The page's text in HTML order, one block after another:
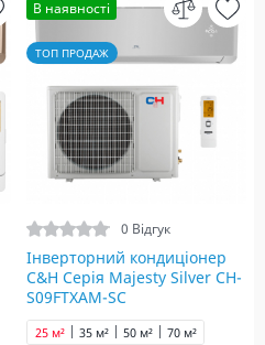
В наявності
ТОП ПРОДАЖ
0 Відгук
Інверторний кондиціонер
C&H Серія Majesty Silver CH-
S09FTXAM-SC
25 м² 35 м² 50 м² 70 м²